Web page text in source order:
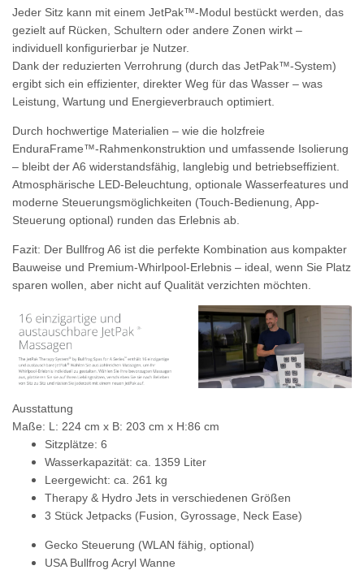
Jeder Sitz kann mit einem JetPak™‑Modul bestückt werden, das
gezielt auf Rücken, Schultern oder andere Zonen wirkt –
individuell konfigurierbar je Nutzer.
Dank der reduzierten Verrohrung (durch das JetPak™-System)
ergibt sich ein effizienter, direkter Weg für das Wasser – was
Leistung, Wartung und Energieverbrauch optimiert.
Durch hochwertige Materialien – wie die holzfreie
EnduraFrame™-Rahmenkonstruktion und umfassende Isolierung
– bleibt der A6 widerstandsfähig, langlebig und betriebseffizient.
Atmosphärische LED‑Beleuchtung, optionale Wasserfeatures und
moderne Steuerungsmöglichkeiten (Touch‑Bedienung, App-
Steuerung optional) runden das Erlebnis ab.
Fazit: Der Bullfrog A6 ist die perfekte Kombination aus kompakter
Bauweise und Premium-Whirlpool‑Erlebnis – ideal, wenn Sie Platz
sparen wollen, aber nicht auf Qualität verzichten möchten.
Ausstattung
Maße: L: 224 cm x B: 203 cm x H:86 cm
Sitzplätze: 6
Wasserkapazität: ca. 1359 Liter
Leergewicht: ca. 261 kg
Therapy & Hydro Jets in verschiedenen Größen
3 Stück Jetpacks (Fusion, Gyrossage, Neck Ease)
Gecko Steuerung (WLAN fähig, optional)
USA Bullfrog Acryl Wanne